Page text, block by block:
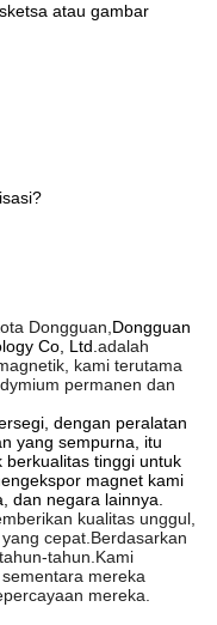
atau gambar